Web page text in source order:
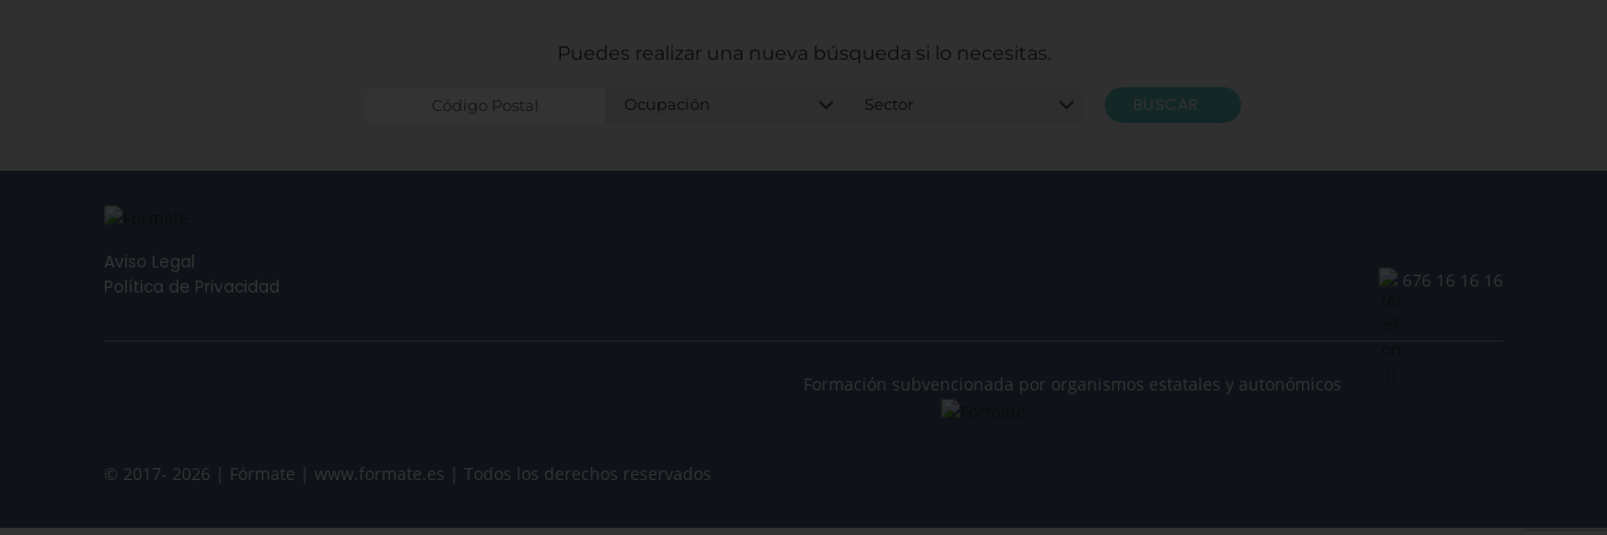
Puedes realizar una nueva búsqueda si lo necesitas.
BUSCAR
Aviso Legal
Política de Privacidad
676 16 16 16
© 2017- 2026 | Fórmate | www.formate.es | Todos los derechos reservados
Formación subvencionada por organismos estatales y autonómicos